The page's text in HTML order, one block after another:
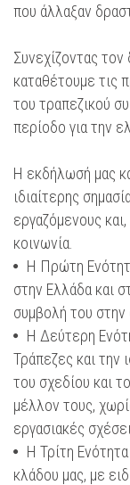
που άλλαξαν
Συνεχίζοντας τον
καταθέτουμε τις
του τραπεζικού
περίοδο για την
Η εκδήλωσή μας
ιδιαίτερης
εργαζόμενους
κοινωνία.
Η Πρώτη
στην Ελλάδα και
συμβολή του στην
Η Δεύτερη
Τράπεζες και την
του σχεδίου και
μέλλον τους,
εργασιακές
Η Τρίτη
κλάδου μας, με